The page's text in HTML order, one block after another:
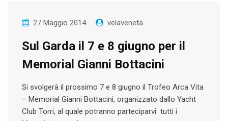
27 Maggio 2014 velaveneta
Sul Garda il 7 e 8 giugno per il
Memorial Gianni Bottacini
Si svolgerà il prossimo 7 e 8 giugno il Trofeo Arca Vita
– Memorial Gianni Bottacini, organizzato dallo Yacht
Club Torri, al quale potranno parteciparvi tutti i